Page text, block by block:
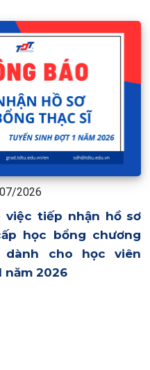
2026
việc tiếp nhận hồ sơ
học bổng chương
cho học viên
năm 2026